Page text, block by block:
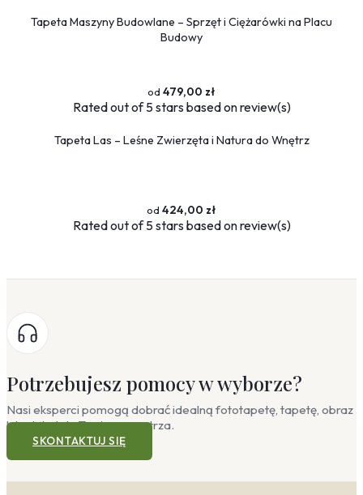
Tapeta Maszyny Budowlane – Sprzęt i Ciężarówki na Placu
Budowy
479,00 zł
Ratedout of 5 stars based onreview(s)
Tapeta Las – Leśne Zwierzęta i Natura do Wnętrz
424,00 zł
Ratedout of 5 stars based onreview(s)
Potrzebujesz pomocy w wyborze?
Nasi eksperci pomogą dobrać idealną fototapetę, tapetę, obraz
lub plakat do Twojego wnętrza.
SKONTAKTUJ SIĘ